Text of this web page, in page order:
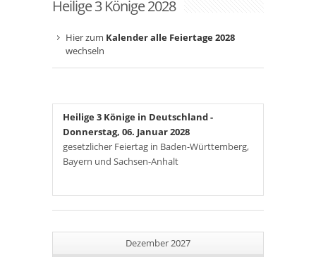
Heilige 3 Könige 2028
Hier zum Kalender alle Feiertage 2028
wechseln
Heilige 3 Könige in Deutschland-
Donnerstag, 06. Januar 2028
gesetzlicher Feiertag in Baden-Württemberg,
Bayern und Sachsen-Anhalt
Dezember 2027